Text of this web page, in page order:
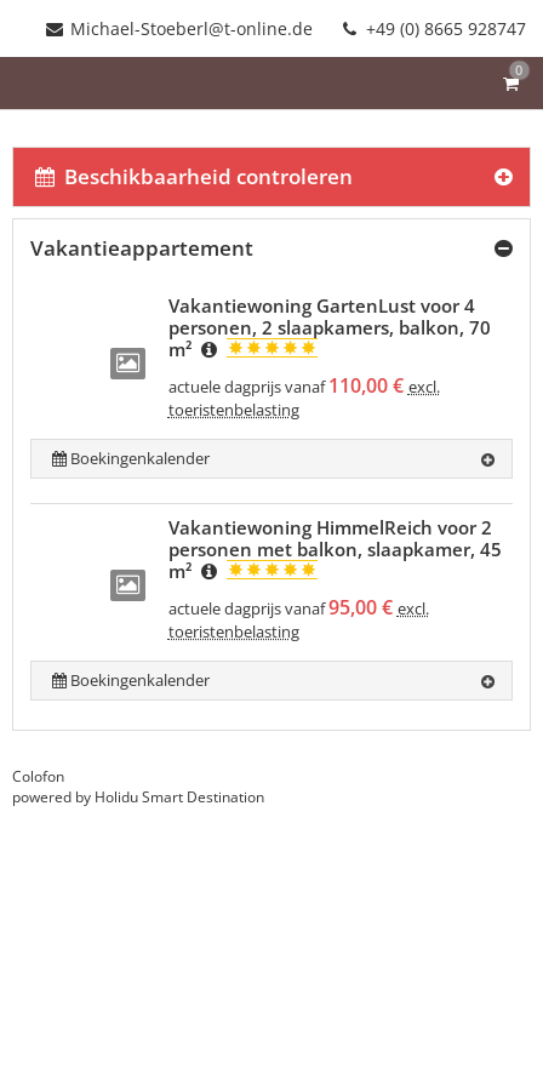
Michael-Stoeberl@t-online.de +49 (0) 8665 928747
0
Beschikbaarheid controleren
Vakantieappartement
Vakantiewoning GartenLust voor 4
personen, 2 slaapkamers, balkon, 70
m²
actuele dagprijs vanaf 110,00 € excl.
toeristenbelasting
Boekingenkalender
Vakantiewoning HimmelReich voor 2
personen met balkon, slaapkamer, 45
m²
actuele dagprijs vanaf95,00 € excl.
toeristenbelasting
Boekingenkalender
Colofon
powered by Holidu Smart Destination